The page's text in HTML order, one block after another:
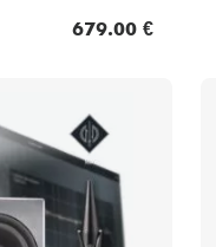
679.00 €